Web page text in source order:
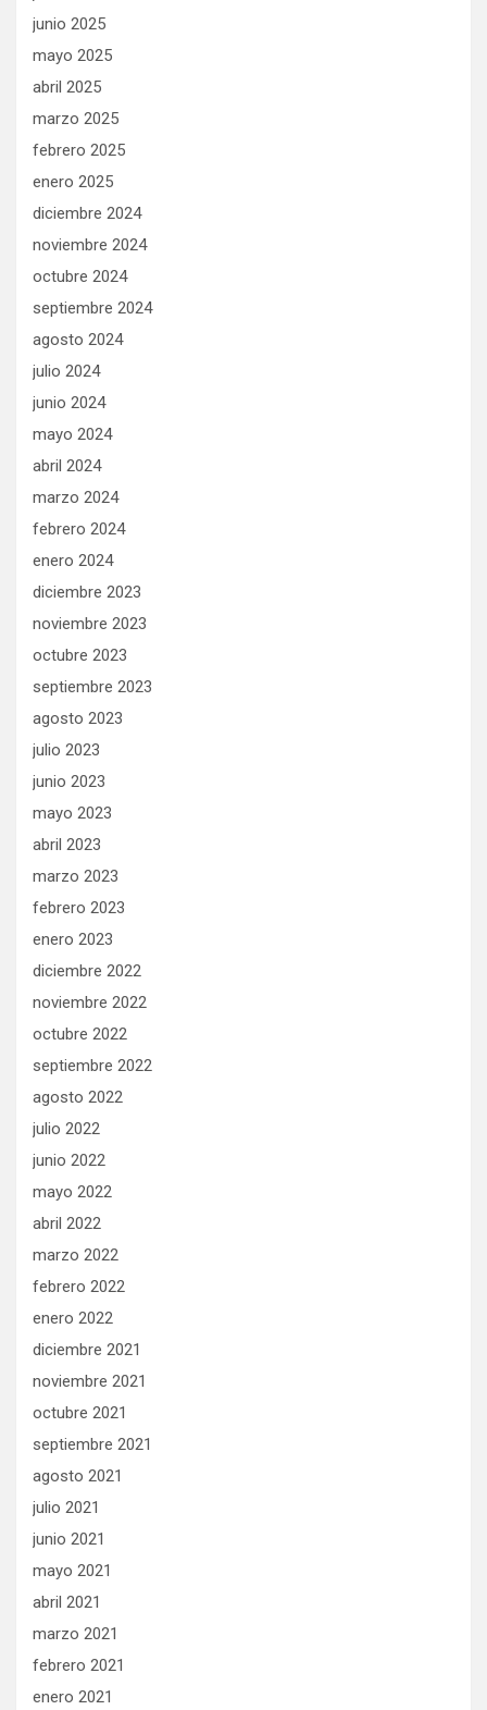
junio 2025
mayo 2025
abril 2025
marzo 2025
febrero 2025
enero 2025
diciembre 2024
noviembre 2024
octubre 2024
septiembre 2024
agosto 2024
julio 2024
junio 2024
mayo 2024
abril 2024
marzo 2024
febrero 2024
enero 2024
diciembre 2023
noviembre 2023
octubre 2023
septiembre 2023
agosto 2023
julio 2023
junio 2023
mayo 2023
abril 2023
marzo 2023
febrero 2023
enero 2023
diciembre 2022
noviembre 2022
octubre 2022
septiembre 2022
agosto 2022
julio 2022
junio 2022
mayo 2022
abril 2022
marzo 2022
febrero 2022
enero 2022
diciembre 2021
noviembre 2021
octubre 2021
septiembre 2021
agosto 2021
julio 2021
junio 2021
mayo 2021
abril 2021
marzo 2021
febrero 2021
enero 2021